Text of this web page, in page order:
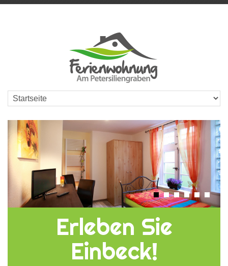
Erleben Sie
Einbeck!